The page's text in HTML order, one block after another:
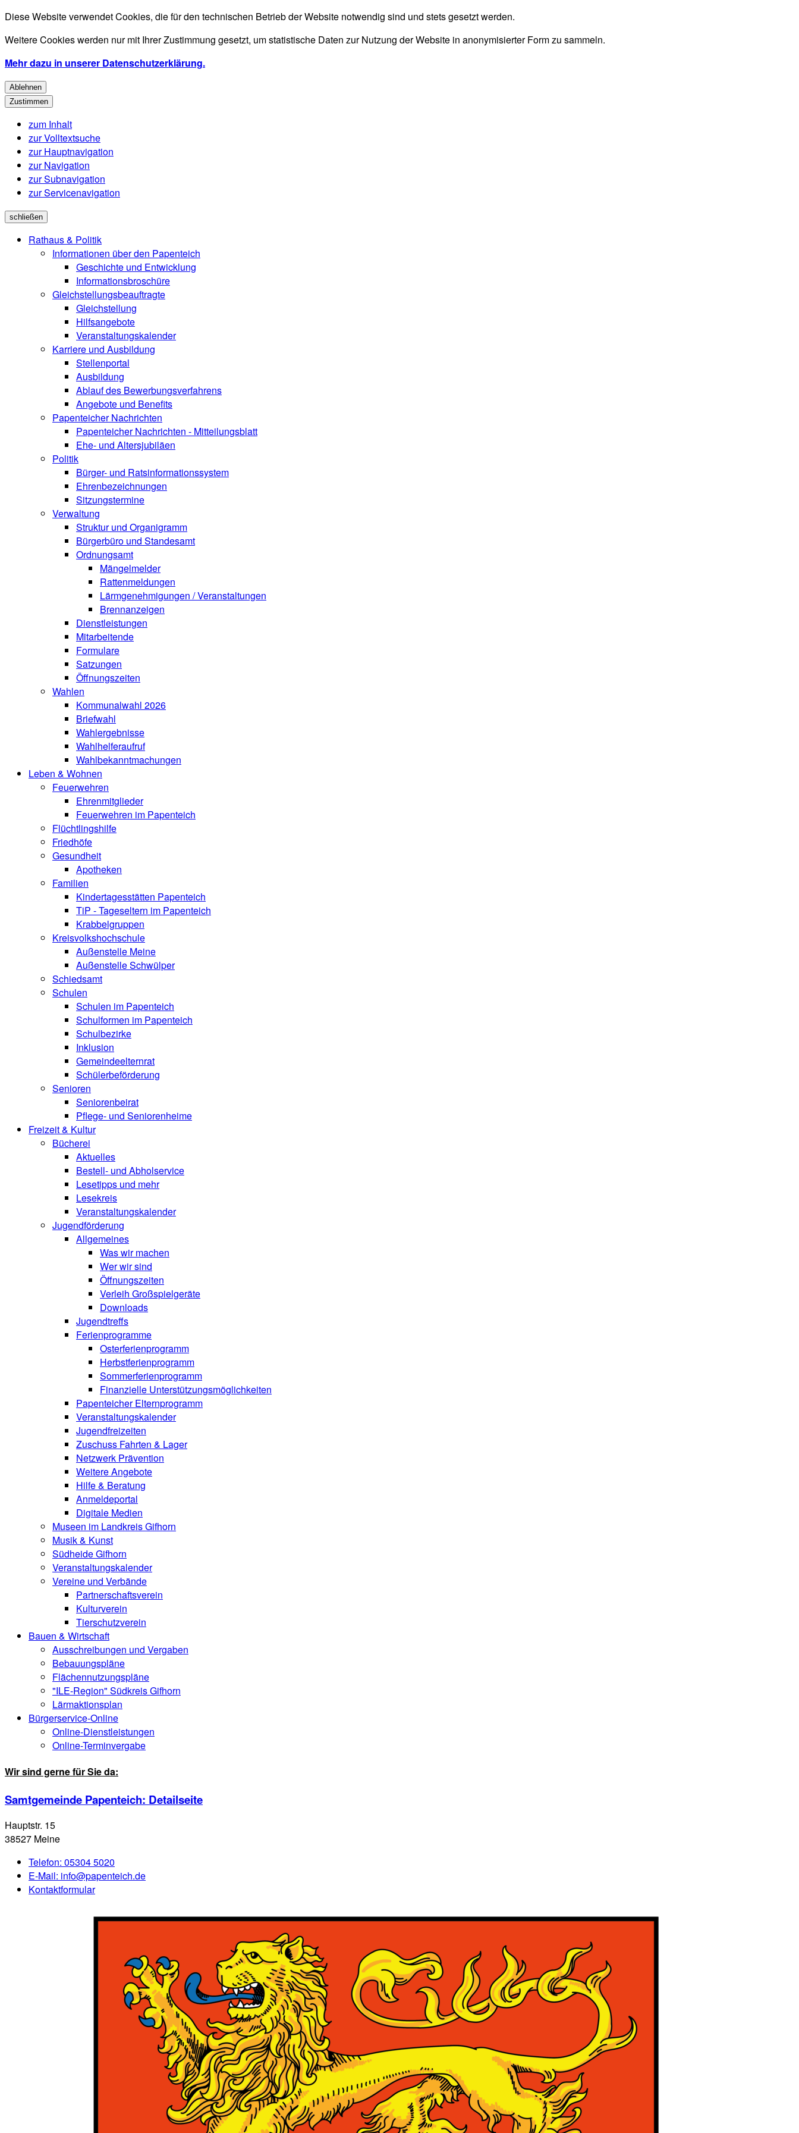
Diese Website verwendet Cookies, die für den technischen Betrieb der Website notwendig sind und stets gesetzt werden.
Weitere Cookies werden nur mit Ihrer Zustimmung gesetzt, um statistische Daten zur Nutzung der Website in anonymisierter Form zu sammeln.
Mehr dazu in unserer Datenschutzerklärung.
Ablehnen
Zustimmen
zum Inhalt
zur Volltextsuche
zur Hauptnavigation
zur Navigation
zur Subnavigation
zur Servicenavigation
schließen
Rathaus & Politik
Informationen über den Papenteich
Geschichte und Entwicklung
Informationsbroschüre
Gleichstellungsbeauftragte
Gleichstellung
Hilfsangebote
Veranstaltungskalender
Karriere und Ausbildung
Stellenportal
Ausbildung
Ablauf des Bewerbungsverfahrens
Angebote und Benefits
Papenteicher Nachrichten
Papenteicher Nachrichten - Mitteilungsblatt
Ehe- und Altersjubiläen
Politik
Bürger- und Ratsinformationssystem
Ehrenbezeichnungen
Sitzungstermine
Verwaltung
Struktur und Organigramm
Bürgerbüro und Standesamt
Ordnungsamt
Mängelmelder
Rattenmeldungen
Lärmgenehmigungen / Veranstaltungen
Brennanzeigen
Dienstleistungen
Mitarbeitende
Formulare
Satzungen
Öffnungszeiten
Wahlen
Kommunalwahl 2026
Briefwahl
Wahlergebnisse
Wahlhelferaufruf
Wahlbekanntmachungen
Leben & Wohnen
Feuerwehren
Ehrenmitglieder
Feuerwehren im Papenteich
Flüchtlingshilfe
Friedhöfe
Gesundheit
Apotheken
Familien
Kindertagesstätten Papenteich
TiP - Tageseltern im Papenteich
Krabbelgruppen
Kreisvolkshochschule
Außenstelle Meine
Außenstelle Schwülper
Schiedsamt
Schulen
Schulen im Papenteich
Schulformen im Papenteich
Schulbezirke
Inklusion
Gemeindeelternrat
Schülerbeförderung
Senioren
Seniorenbeirat
Pflege- und Seniorenheime
Freizeit & Kultur
Bücherei
Aktuelles
Bestell- und Abholservice
Lesetipps und mehr
Lesekreis
Veranstaltungskalender
Jugendförderung
Allgemeines
Was wir machen
Wer wir sind
Öffnungszeiten
Verleih Großspielgeräte
Downloads
Jugendtreffs
Ferienprogramme
Osterferienprogramm
Herbstferienprogramm
Sommerferienprogramm
Finanzielle Unterstützungsmöglichkeiten
Papenteicher Elternprogramm
Veranstaltungskalender
Jugendfreizeiten
Zuschuss Fahrten & Lager
Netzwerk Prävention
Weitere Angebote
Hilfe & Beratung
Anmeldeportal
Digitale Medien
Museen im Landkreis Gifhorn
Musik & Kunst
Südheide Gifhorn
Veranstaltungskalender
Vereine und Verbände
Partnerschaftsverein
Kulturverein
Tierschutzverein
Bauen & Wirtschaft
Ausschreibungen und Vergaben
Bebauungspläne
Flächennutzungspläne
"ILE-Region" Südkreis Gifhorn
Lärmaktionsplan
Bürgerservice-Online
Online-Dienstleistungen
Online-Terminvergabe
Wir sind gerne für Sie da:
Samtgemeinde Papenteich: Detailseite
Hauptstr. 15
38527 Meine
Telefon: 05304 5020
E-Mail: info@papenteich.de
Kontaktformular